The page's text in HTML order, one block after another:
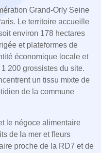
Grand-Orly Seine
Le territoire accueille
environ 178 hectares
et plateformes de
économique locale et
200 grossistes du site.
un tissu mixte de
de la commune
le négoce alimentaire
de la mer et fleurs
proche de la RD7 et de